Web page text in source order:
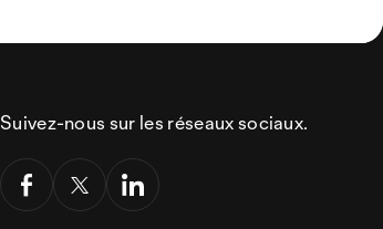
Suivez-nous sur les réseaux sociaux.